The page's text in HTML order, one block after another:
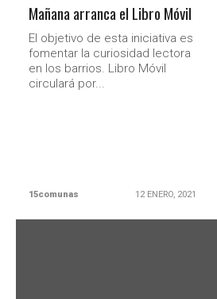
Mañana arranca el Libro Móvil
El objetivo de esta iniciativa es
fomentar la curiosidad lectora
en los barrios. Libro Móvil
circulará por...
15comunas 12 ENERO, 2021